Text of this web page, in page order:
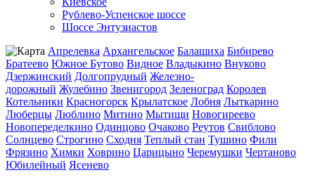
Рублево-Успенское шоссе
Шоссе Энтузиастов
Апрелевка Архангельское Балашиха Бибирево
Братеево Южное Бутово Видное Владыкино Внуково
Дзержинский Долгопрудный Железно-
дорожный Жулебино Звенигород Зеленоград Королев
Котельники Красногорск Крылатское Лобня Лыткарино
Люберцы Люблино Митино Мытищи Новогиреево
Новопеределкино Одинцово Очаково Реутов Свиблово
Солнцево Строгино Сходня Теплый стан Тушино Фили
Фрязино Химки Ховрино Царицыно Черемушки Чертаново
Юбилейный Ясенево